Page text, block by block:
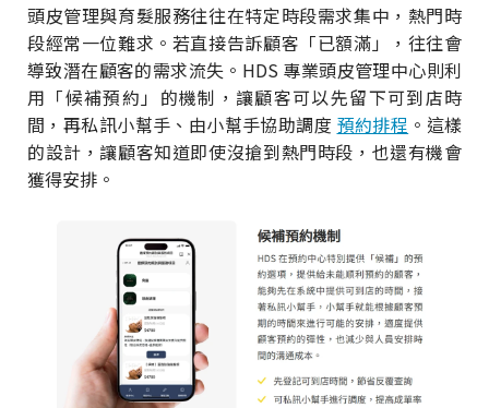
頭皮管理與育髮服務往往在特定時段需求集中，熱門時
段經常一位難求。若直接告訴顧客「已額滿」，往往會
導致潛在顧客的需求流失。HDS 專業頭皮管理中心則利
用「候補預約」的機制，讓顧客可以先留下可到店時
間，再私訊小幫手、由小幫手協助調度 預約排程 。這樣
的設計，讓顧客知道即使沒搶到熱門時段，也還有機會
獲得安排。